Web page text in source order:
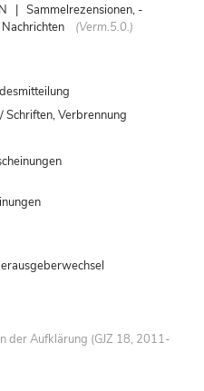
| Sammelrezensionen, -
(Verm.5.0.)
Schriften, Verbrennung
der Aufklärung (GJZ 18, 2011-